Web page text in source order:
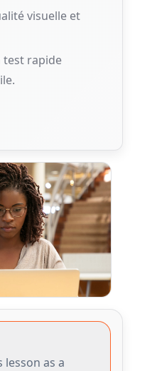
visuelle et
test rapide
lesson as a